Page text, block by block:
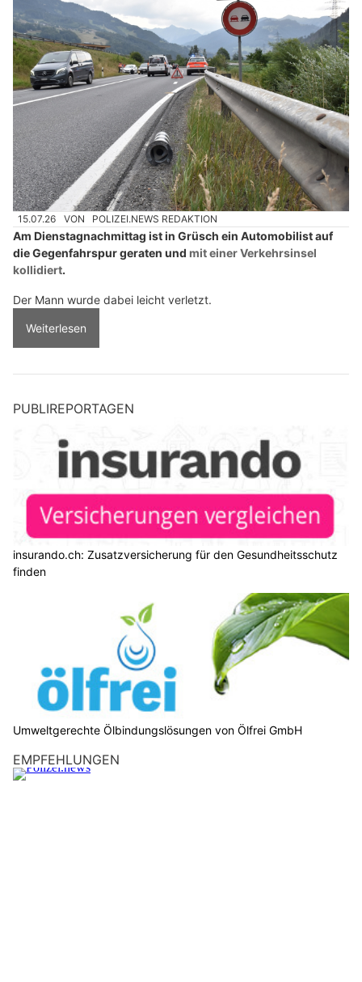
15.07.26 VON POLIZEI.NEWS REDAKTION
Am Dienstagnachmittag ist in Grüsch ein Automobilist auf
die Gegenfahrspur geraten und mit einer Verkehrsinsel
kollidiert.
Der Mann wurde dabei leicht verletzt.
Weiterlesen
PUBLIREPORTAGEN
insurando.ch: Zusatzversicherung für den Gesundheitsschutz
finden
Umweltgerechte Ölbindungslösungen von Ölfrei GmbH
EMPFEHLUNGEN